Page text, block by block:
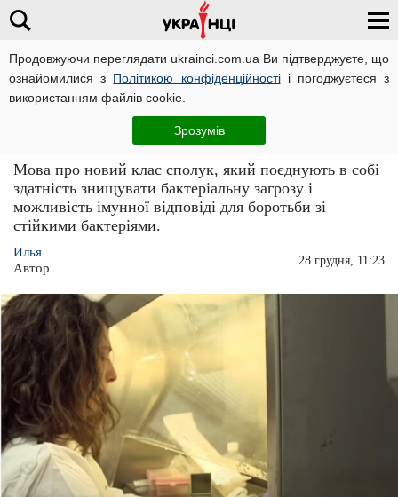
Продовжуючи переглядати ukrainci.com.ua Ви підтверджуєте, що
ознайомилися з Політикою конфіденційностіі погоджуєтеся з
використанням файлів cookie.
Зрозумів
Не пригнічують імунітет: вчені виявили
новий клас антибіотиків
Мова про новий клас сполук, який поєднують в собі
здатність знищувати бактеріальну загрозу і
можливість імунної відповіді для боротьби зі
стійкими бактеріями.
Илья
Автор
28 грудня, 11:23